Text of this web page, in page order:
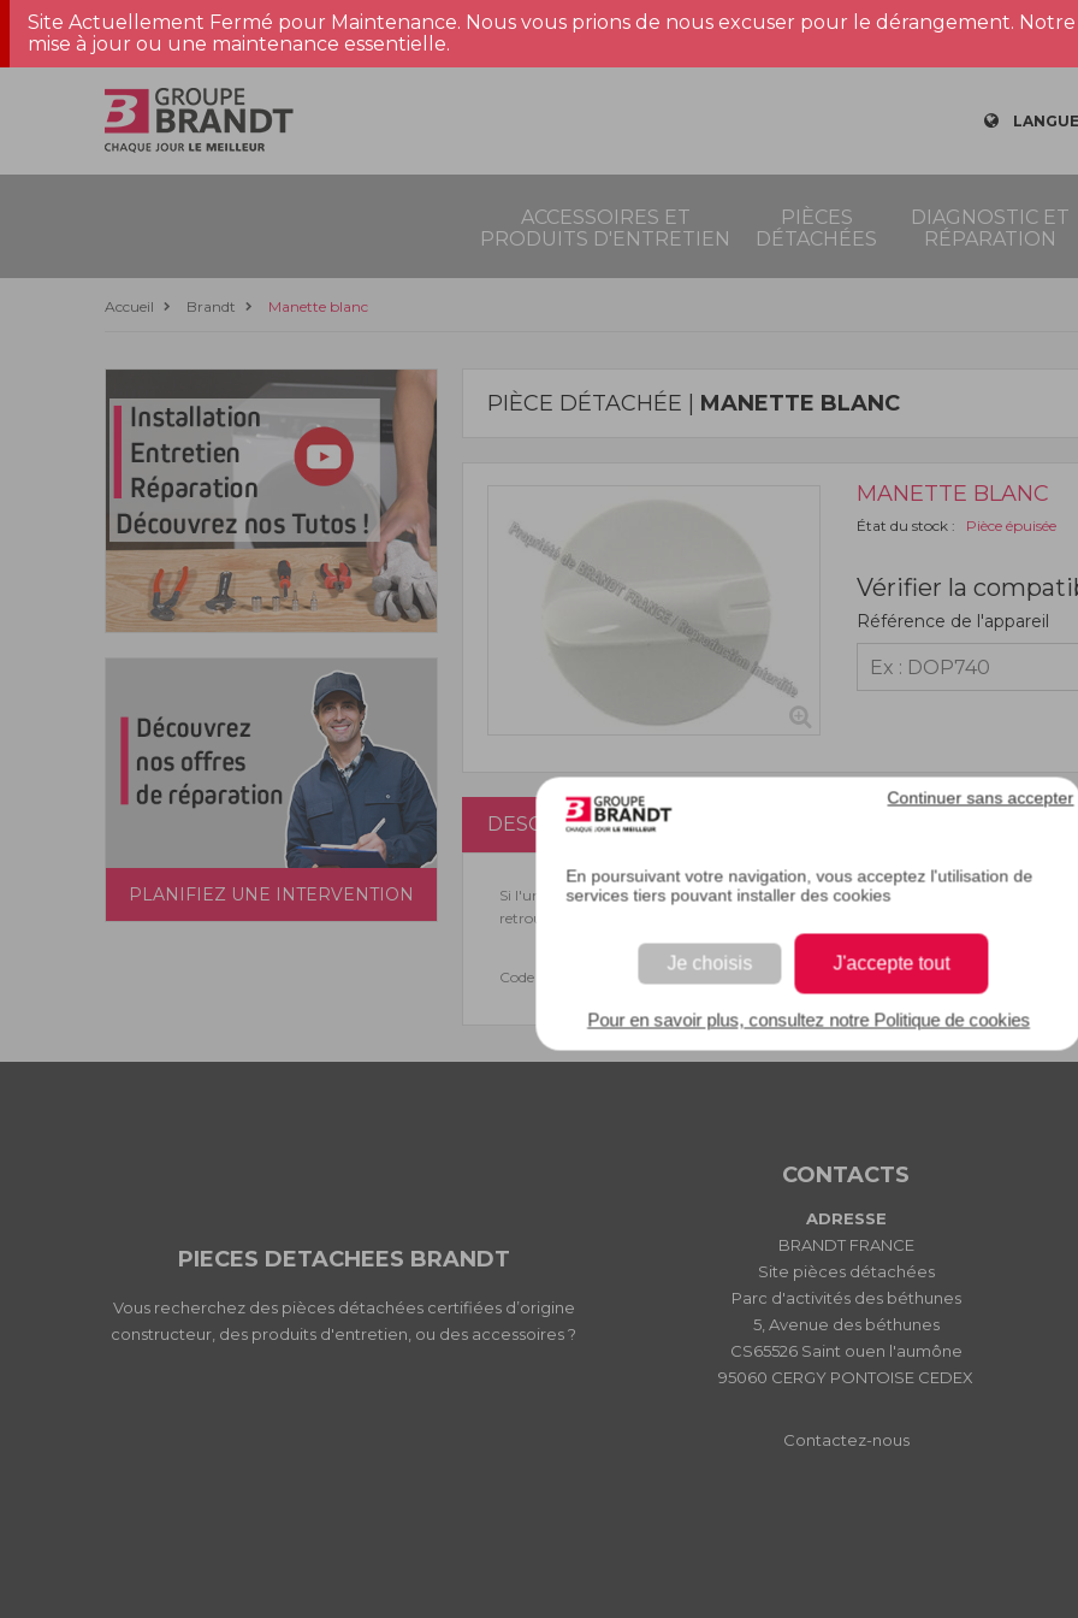
En poursuivant votre navigation, vous acceptez l'utilisation de
services tiers pouvant installer des cookies
Je choisis J'accepte tout
Continuer sans accepter
Pour en savoir plus, consultez notre Politique de cookies
Site Actuellement Fermé pour Maintenance. Nous vous prions de nous excuser pour le dérangement.
mise à jour ou une maintenance essentielle.
ACCESSOIRES ET
PRODUITS D'ENTRETIEN
PIÈCES
DÉTACHÉES
DIAGNOSTIC ET
RÉPARATION
Accueil Brandt Manette blanc
PLANIFIEZ UNE INTERVENTION
PIÈCE DÉTACHÉE | MANETTE BLANC
MANETTE BLANC
État du stock : Pièce épuisée
Vérifier la
Référence de l'appareil
DESCRIPTION
Si l'une des manettes (ou boutons) de votre table est abîmée ou cassée, il vous
retrouverez une cuisine où il fait bon vivre et cuisiner en toute sécurité.
Code EAN : 3251430388054
PIECES DETACHEES BRANDT
Vous recherchez des pièces détachées certifiées d’origine
constructeur, des produits d'entretien, ou des accessoires ?
CONTACTS
ADRESSE
BRANDT FRANCE
Site pièces détachées
Parc d'activités des béthunes
5, Avenue des béthunes
CS65526 Saint ouen l'aumône
95060 CERGY PONTOISE CEDEX
Contactez-nous